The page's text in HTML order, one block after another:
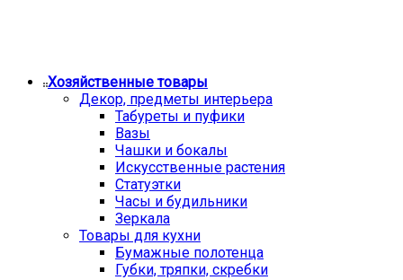
Хозяйственные товары
Декор, предметы интерьера
Табуреты и пуфики
Вазы
Чашки и бокалы
Искусственные растения
Статуэтки
Часы и будильники
Зеркала
Товары для кухни
Бумажные полотенца
Губки, тряпки, скребки